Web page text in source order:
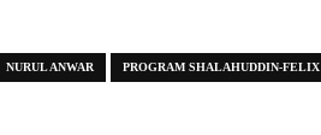
NURUL ANWAR PROGRAM SHALAHUDDIN-FELIX